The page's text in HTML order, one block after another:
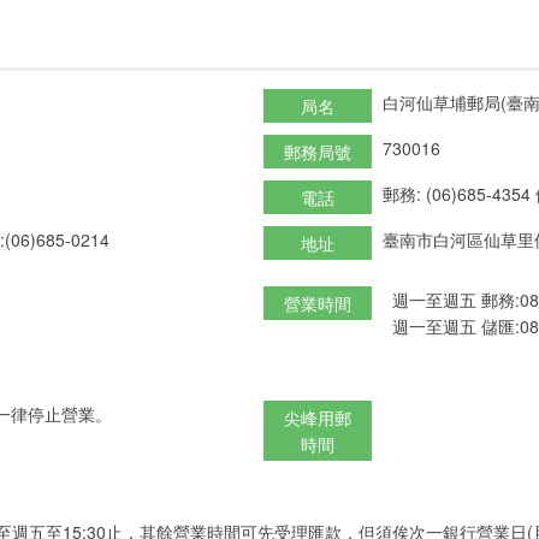
局名 白河仙草埔郵局(臺
郵務局號 730016
電話
郵務: (06)685-4354
0214
地址 臺南市白河區仙草
營業時間
週一至週五 郵務
週一至週五 儲匯
停止營業。
尖峰用郵
時間
週五至15:30止，其餘營業時間可先受理匯款，但須俟次一銀行營業日